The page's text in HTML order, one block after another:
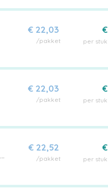
€ 22,03
/pakket
€
per stuk
€ 22,03
/pakket
€
per stuk
€ 22,52
/pakket
€
per stuk